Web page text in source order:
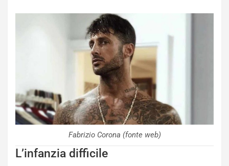
Fabrizio Corona (fonte web)
L’infanzia difficile